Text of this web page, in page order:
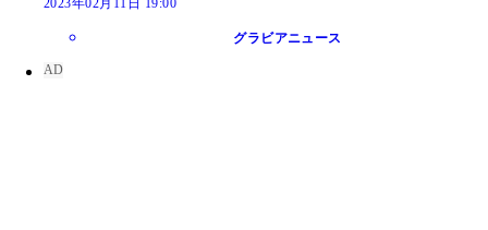
グラビアニュース